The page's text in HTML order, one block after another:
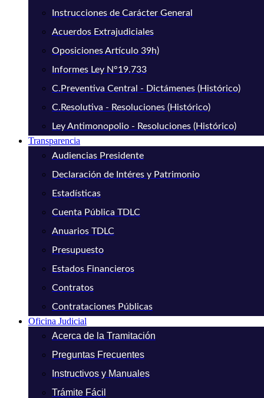
Instrucciones de Carácter General
Acuerdos Extrajudiciales
Oposiciones Artículo 39h)
Informes Ley N°19.733
C.Preventiva Central - Dictámenes (Histórico)
C.Resolutiva - Resoluciones (Histórico)
Ley Antimonopolio - Resoluciones (Histórico)
Transparencia
Audiencias Presidente
Declaración de Intéres y Patrimonio
Estadísticas
Cuenta Pública TDLC
Anuarios TDLC
Presupuesto
Estados Financieros
Contratos
Contrataciones Públicas
Oficina Judicial
Acerca de la Tramitación
Preguntas Frecuentes
Instructivos y Manuales
Trámite Fácil